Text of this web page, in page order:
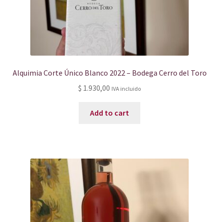
Alquimia Corte Único Blanco 2022 – Bodega Cerro del Toro
$ 1.930,00 IVA incluido
Add to cart